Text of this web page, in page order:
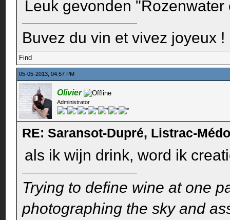
Leuk gevonden
Buvez du vin et vivez joyeux !
Find
05-05-2013, 04:57 PM
Olivier
Administrator
RE: Saransot-Dupré, Listrac-
als ik wijn drink, word ik
Trying to define wine at one
photographing the sky and